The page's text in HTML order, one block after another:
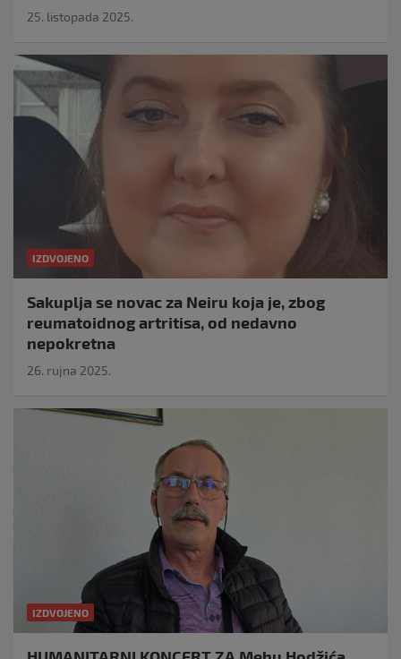
25. listopada 2025.
IZDVOJENO
Sakuplja se novac za Neiru koja je, zbog
reumatoidnog artritisa, od nedavno
nepokretna
26. rujna 2025.
IZDVOJENO